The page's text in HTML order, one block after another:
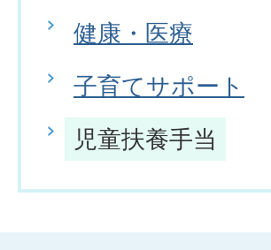
健康・医療
子育てサポート
児童扶養手当